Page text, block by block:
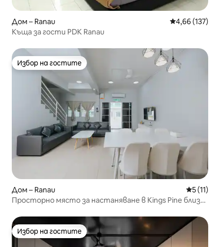
Дом – Ranau Средна
4,66 (137)
Къща за гости PDK Ranau
Избор на гостите
Избор на гостите
Дом – Ranau Средна
5 (11)
Просторно място за настаняване в Kings Pine близо
Избор на гостите
Избор на гостите